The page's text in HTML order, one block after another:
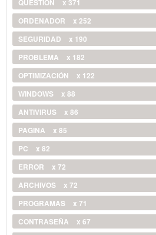
QUESTION
x 371
ORDENADOR
x 252
SEGURIDAD
x 190
PROBLEMA
x 182
OPTIMIZACIÓN
x 122
WINDOWS
x 88
ANTIVIRUS
x 86
PAGINA
x 85
PC
x 82
ERROR
x 72
ARCHIVOS
x 72
PROGRAMAS
x 71
CONTRASEÑA
x 67